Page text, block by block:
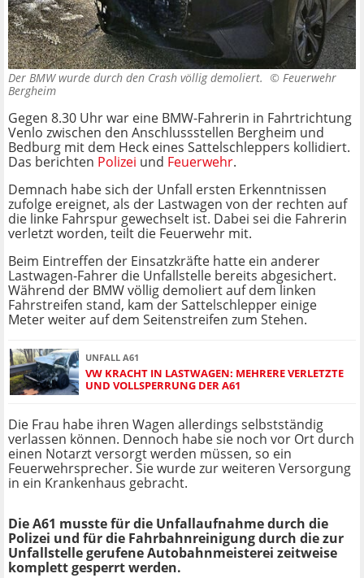
Der BMW wurde durch den Crash völlig demoliert. © Feuerwehr
Bergheim
Gegen 8.30 Uhr war eine BMW-Fahrerin in Fahrtrichtung
Venlo zwischen den Anschlussstellen Bergheim und
Bedburg mit dem Heck eines Sattelschleppers kollidiert.
Das berichten Polizei und Feuerwehr.
Demnach habe sich der Unfall ersten Erkenntnissen
zufolge ereignet, als der Lastwagen von der rechten auf
die linke Fahrspur gewechselt ist. Dabei sei die Fahrerin
verletzt worden, teilt die Feuerwehr mit.
Beim Eintreffen der Einsatzkräfte hatte ein anderer
Lastwagen-Fahrer die Unfallstelle bereits abgesichert.
Während der BMW völlig demoliert auf dem linken
Fahrstreifen stand, kam der Sattelschlepper einige
Meter weiter auf dem Seitenstreifen zum Stehen.
UNFALL A61
VW KRACHT IN LASTWAGEN: MEHRERE VERLETZTE
UND VOLLSPERRUNG DER A61
Die Frau habe ihren Wagen allerdings selbstständig
verlassen können. Dennoch habe sie noch vor Ort durch
einen Notarzt versorgt werden müssen, so ein
Feuerwehrsprecher. Sie wurde zur weiteren Versorgung
in ein Krankenhaus gebracht.
Die A61 musste für die Unfallaufnahme durch die
Polizei und für die Fahrbahnreinigung durch die zur
Unfallstelle gerufene Autobahnmeisterei zeitweise
komplett gesperrt werden.